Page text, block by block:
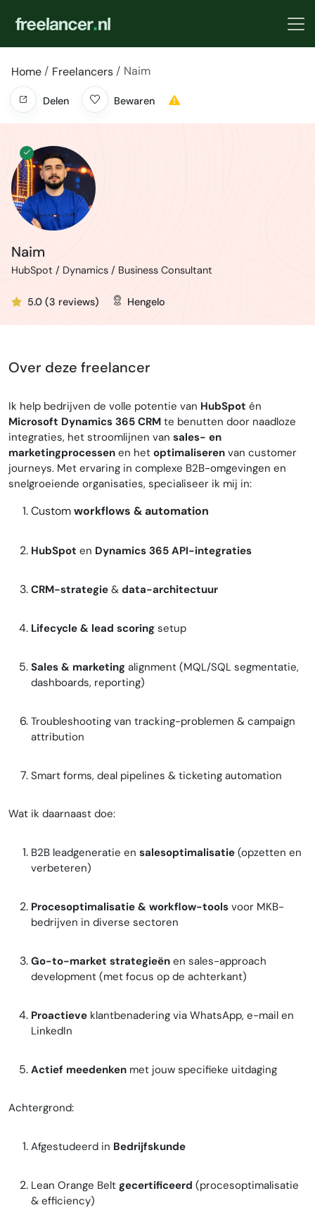
Home Freelancers Naim
Delen Bewaren
Naim
HubSpot / Dynamics / Business Consultant
5.0 (3 reviews) Hengelo
Over deze freelancer
Ik help bedrijven de volle potentie van HubSpot én
Microsoft Dynamics 365 CRM te benutten door naadloze
integraties, het stroomlijnen van sales- en
marketingprocessen en het optimaliseren van customer
journeys. Met ervaring in complexe B2B-omgevingen en
snelgroeiende organisaties, specialiseer ik mij in:
Customworkflows & automation
HubSpot en Dynamics 365 API-integraties
CRM-strategie & data-architectuur
Lifecycle & lead scoring setup
Sales & marketing alignment (MQL/SQL segmentatie,
dashboards, reporting)
Troubleshooting van tracking-problemen & campaign
attribution
Smart forms, deal pipelines & ticketing automation
Wat ik daarnaast doe:
B2B leadgeneratie en salesoptimalisatie (opzetten en
verbeteren)
Procesoptimalisatie & workflow-tools voor MKB-
bedrijven in diverse sectoren
Go-to-market strategieën en sales-approach
development (met focus op de achterkant)
Proactieve klantbenadering via WhatsApp, e-mail en
LinkedIn
Actief meedenken met jouw specifieke uitdaging
Achtergrond:
Afgestudeerd in Bedrijfskunde
Lean Orange Belt gecertificeerd (procesoptimalisatie
& efficiency)